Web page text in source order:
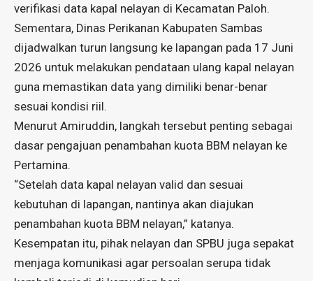
verifikasi data kapal nelayan di Kecamatan Paloh.
Sementara, Dinas Perikanan Kabupaten Sambas
dijadwalkan turun langsung ke lapangan pada 17 Juni
2026 untuk melakukan pendataan ulang kapal nelayan
guna memastikan data yang dimiliki benar-benar
sesuai kondisi riil.
Menurut Amiruddin, langkah tersebut penting sebagai
dasar pengajuan penambahan kuota BBM nelayan ke
Pertamina.
“Setelah data kapal nelayan valid dan sesuai
kebutuhan di lapangan, nantinya akan diajukan
penambahan kuota BBM nelayan,” katanya.
Kesempatan itu, pihak nelayan dan SPBU juga sepakat
menjaga komunikasi agar persoalan serupa tidak